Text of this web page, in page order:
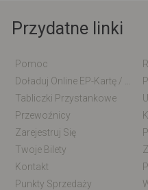
Przydatne linki
Pomoc
Tabliczki Przystankowe
Przewoźnicy
Zarejestruj Się
Twoje Bilety
Kontakt
Punkty Sprzedaży